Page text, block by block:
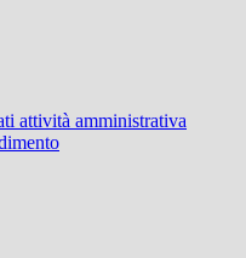
attività amministrativa